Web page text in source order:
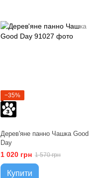
−35%
Дерев'яне панно Чашка Good
Day
1 020 грн 1 570 грн
Купити